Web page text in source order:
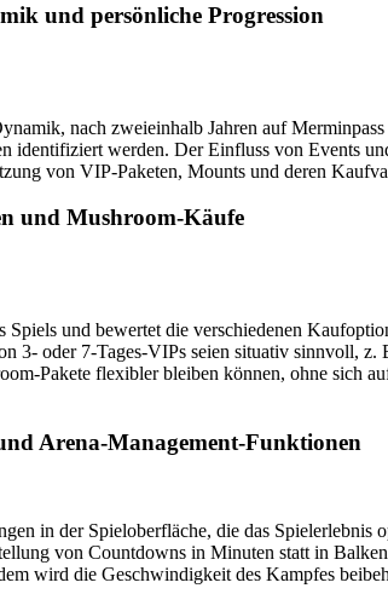
und persönliche Progression
nach zweieinhalb Jahren auf
identifiziert werden. Der Einfluss von Events
von VIP-Paketen, Mounts und deren
und Mushroom-Käufe
Spiels und bewertet die verschiedenen
3- oder 7-Tages-VIPs seien situativ sinnvoll,
Pakete flexibler bleiben können, ohne sich
Arena-Management-Funktionen
in der Spieloberfläche, die das
von Countdowns in Minuten statt in
wird die Geschwindigkeit des Kampfes